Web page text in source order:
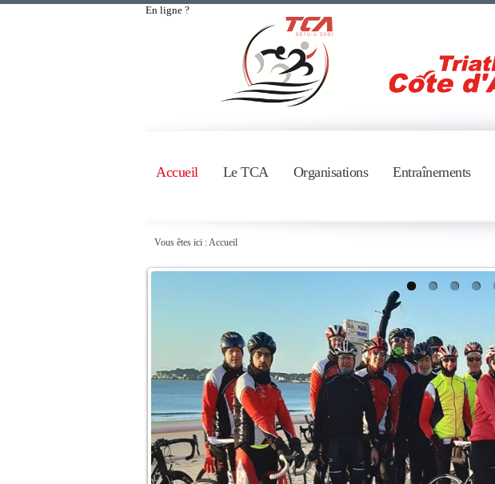
En ligne ?
Accueil Le TCA Organisations Entraînements
Vous êtes ici : Accueil